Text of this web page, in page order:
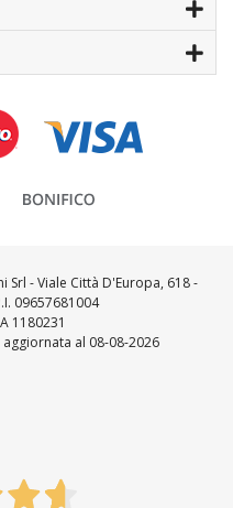
Srl - Viale Città D'Europa, 618 -
09657681004
1180231
al 08-08-2026